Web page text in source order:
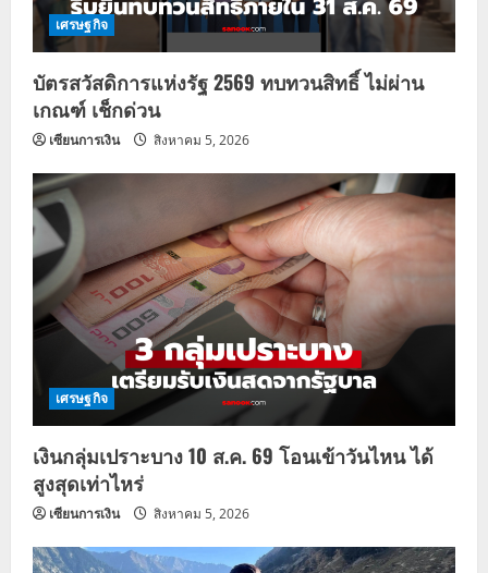
เศรษฐกิจ
บัตรสวัสดิการแห่งรัฐ 2569 ทบทวนสิทธิ์ ไม่ผ่าน
เกณฑ์ เช็กด่วน
เซียนการเงิน สิงหาคม 5, 2026
เศรษฐกิจ
เงินกลุ่มเปราะบาง 10 ส.ค. 69 โอนเข้าวันไหน ได้
สูงสุดเท่าไหร่
เซียนการเงิน สิงหาคม 5, 2026